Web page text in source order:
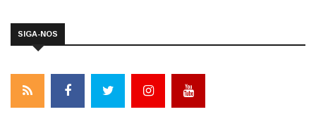
SIGA-NOS